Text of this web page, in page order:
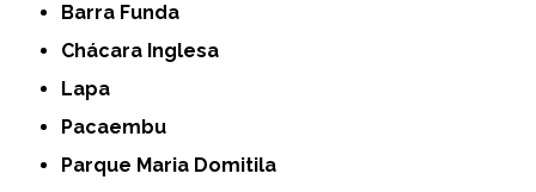
Barra Funda
Chácara Inglesa
Lapa
Pacaembu
Parque Maria Domitila